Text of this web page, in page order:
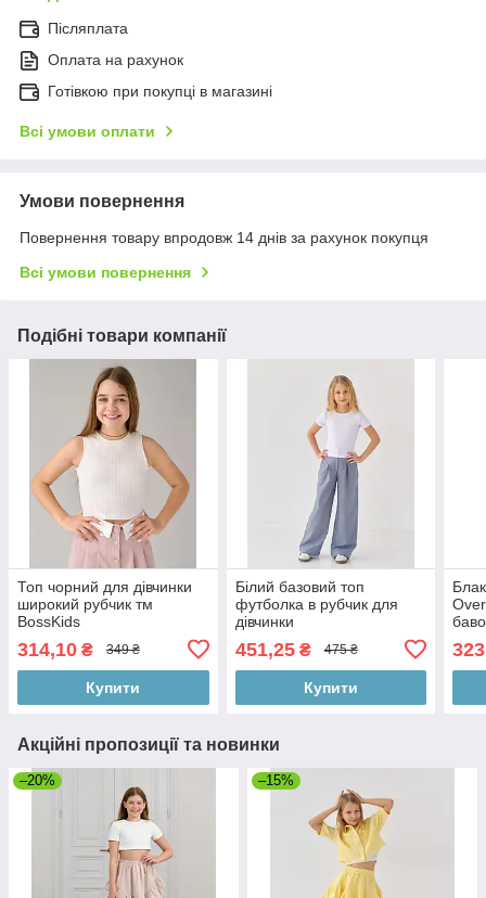
Післяплата
Оплата на рахунок
Готівкою при покупці в магазині
Всі умови оплати
Умови повернення
Повернення товару впродовж 14 днів за рахунок покупця
Всі умови повернення
Подібні товари компанії
Топ чорний для дівчинки
широкий рубчик тм
BossKids
314,10 ₴ 349 ₴
Купити
Білий базовий топ
футболка в рубчик для
дівчинки
451,25₴ 475 ₴
Купити
323
Акційні пропозиції та новинки
–20% –15%